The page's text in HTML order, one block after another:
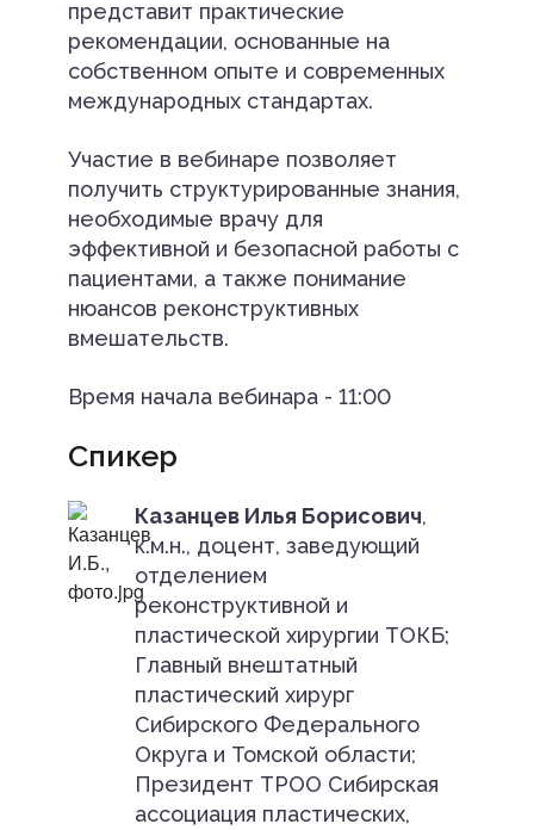
представит практические
рекомендации, основанные на
собственном опыте и современных
международных стандартах.
Участие в вебинаре позволяет
получить структурированные знания,
необходимые врачу для
эффективной и безопасной работы с
пациентами, а также понимание
нюансов реконструктивных
вмешательств.
Время начала вебинара - 11:00
Спикер
Казанцев Илья Борисович,
к.м.н., доцент, заведующий
отделением
реконструктивной и
пластической хирургии ТОКБ;
Главный внештатный
пластический хирург
Сибирского Федерального
Округа и Томской области;
Президент ТРОО Сибирская
ассоциация пластических,